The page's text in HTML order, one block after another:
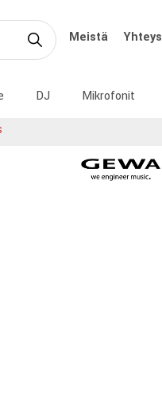
Meistä
DJ Mikrofonit